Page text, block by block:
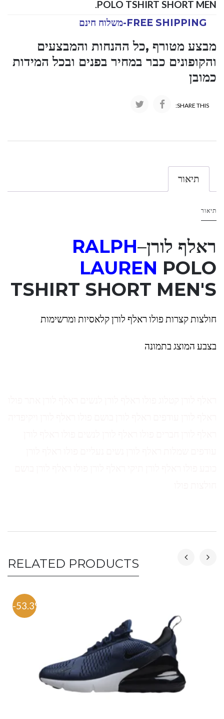
POLO TSHIRT SHORT MEN
.
FREE SHIPPING-משלוח חינם
מבצע מטורף ,כל ההנחות והמבצעים
והקופונים כבר במחיר בפנים ובכל המידות
כמובן
SHARE THIS:
תיאור
תיאור
ראלף לורן–
RALPH
LAUREN POLO
TSHIRT SHORT MEN'S
חולצות קצרות פולו ראלף לורן קלאסיות ומרשימות
בצבע המוצג בתמונה
RELATED PRODUCTS
-53.3%